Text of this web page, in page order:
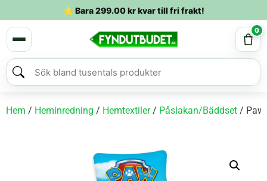
⭐ Bara299.00krkvar till fri frakt!
0
Hem / Heminredning / Hemtextiler/ Påslakan/Bäddset / Paw